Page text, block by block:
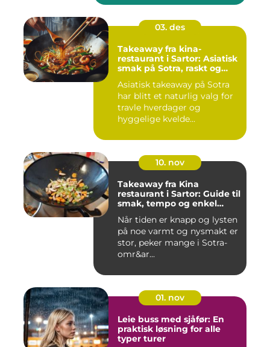
03. des
Takeaway fra kina-
restaurant i Sartor: Asiatisk
smak på Sotra, raskt og
Asiatisk takeaway på Sotra
har blitt et naturlig valg for
travle hverdager og
hyggelige kvelde...
10. nov
Takeaway fra Kina
restaurant i Sartor: Guide til
smak, tempo og enkel
Når tiden er knapp og lysten
på noe varmt og nysmakt er
stor, peker mange i Sotra-
omr&ar...
01. nov
Leie buss med sjåfør: En
praktisk løsning for alle
typer turer